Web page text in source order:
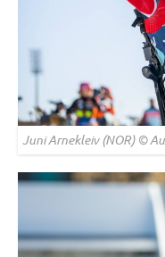
Juni Arnekleiv (NOR) ©